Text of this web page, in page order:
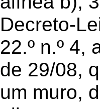
Decreto-
22.º n.º 4,
de 29/08,
um muro,